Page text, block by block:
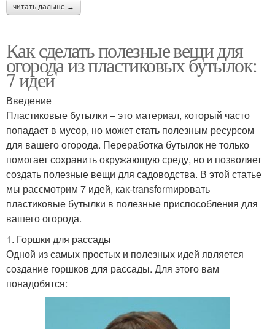
читать дальше →
Как сделать полезные вещи для
огорода из пластиковых бутылок:
7 идей
Введение
Пластиковые бутылки – это материал, который часто
попадает в мусор, но может стать полезным ресурсом
для вашего огорода. Переработка бутылок не только
помогает сохранить окружающую среду, но и позволяет
создать полезные вещи для садоводства. В этой статье
мы рассмотрим 7 идей, как-transformировать
пластиковые бутылки в полезные приспособления для
вашего огорода.
1. Горшки для рассады
Одной из самых простых и полезных идей является
создание горшков для рассады. Для этого вам
понадобятся: